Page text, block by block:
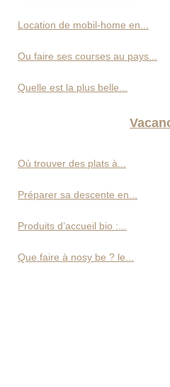
Location de mobil-home en...
Ou faire ses courses au pays...
Quelle est la plus belle...
Où trouver des plats à...
Préparer sa descente en...
Produits d’accueil bio :...
Que faire à nosy be ? le...